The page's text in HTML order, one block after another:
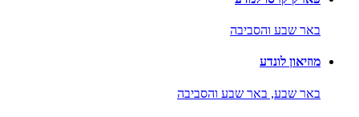
באר שבע והסביבה
מוזיאון לונדע
באר שבע, באר שבע והסביבה